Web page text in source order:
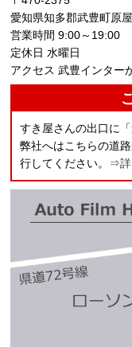
愛知県知多郡武豊町原
営業時間 9:00～19:00
定休日 水曜日
アクセス 武豊インター
すき屋さんの出口に
弊社へはこちらの道
行してください。 ⇒詳